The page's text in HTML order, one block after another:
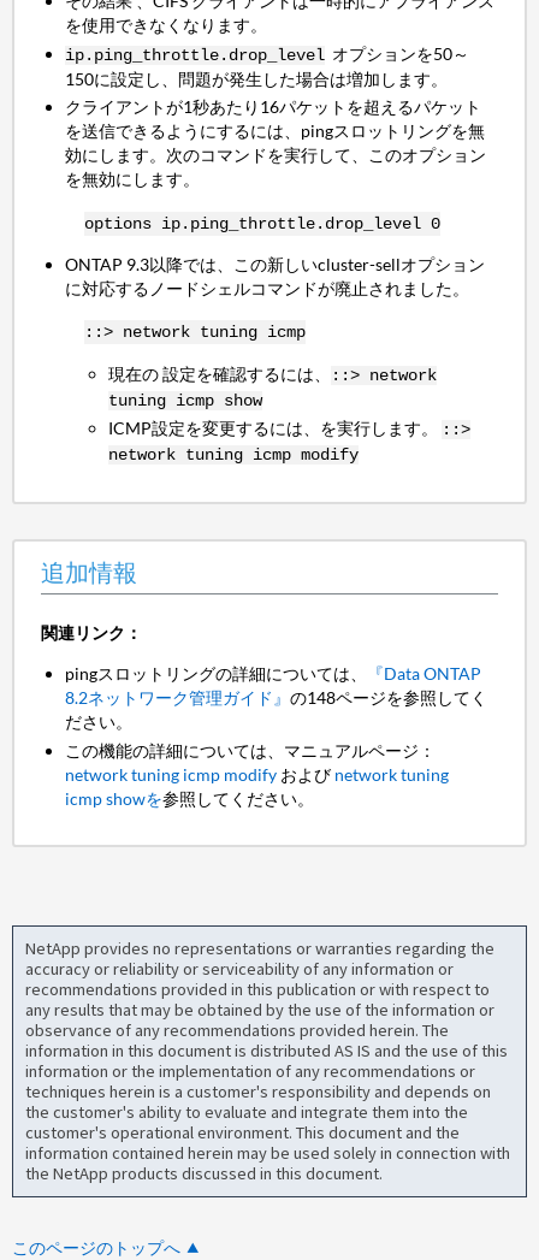
を使用できなくなります。
ip.ping_throttle.drop_level オプションを50～
150に設定し、問題が発生した場合は増加します。
クライアントが1秒あたり16パケットを超えるパケット
を送信できるようにするには、pingスロットリングを無
効にします。次のコマンドを実行して、このオプション
を無効にします。
options ip.ping_throttle.drop_level 0
ONTAP 9.3以降では、この新しいcluster-sellオプション
に対応するノードシェルコマンドが廃止されました。
::> network tuning icmp
現在の 設定を確認するには、
::> network
tuning icmp show
ICMP設定を変更するには、を実行します。
::>
network tuning icmp modify
追加情報
関連リンク：
pingスロットリングの詳細については、
『Data ONTAP
8.2ネットワーク管理ガイド』の148ページを参照してく
ださい。
この機能の詳細については、マニュアルページ：
network tuning icmp modify および network tuning
icmpshowを参照してください。
NetApp provides no representations or warranties regarding the
accuracy or reliability or serviceability of any information or
recommendations provided in this publication or with respect to
any results that may be obtained by the use of the information or
observance of any recommendations provided herein. The
information in this document is distributed AS IS and the use of this
information or the implementation of any recommendations or
techniques herein is a customer's responsibility and depends on
the customer's ability to evaluate and integrate them into the
customer's operational environment. This document and the
information contained herein may be used solely in connection with
the NetApp products discussed in this document.
このページのトップへ